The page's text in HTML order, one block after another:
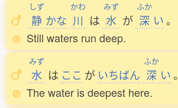
しず
静 かな
かわ
川 は
みず
水 が
ふか
深 い。
Still waters run deep.
みず
水 は ここ が いちばん
ふか
深 い。
The water is deepest here.